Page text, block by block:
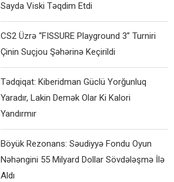
Sayda Viski Təqdim Etdi
CS2 Üzrə “FISSURE Playground 3” Turniri
Çinin Suçjou Şəhərinə Keçirildi
Tədqiqat: Kiberidman Güclü Yorğunluq
Yaradır, Lakin Demək Olar Ki Kalori
Yandırmır
Böyük Rezonans: Səudiyyə Fondu Oyun
Nəhəngini 55 Milyard Dollar Sövdələşmə İlə
Aldı